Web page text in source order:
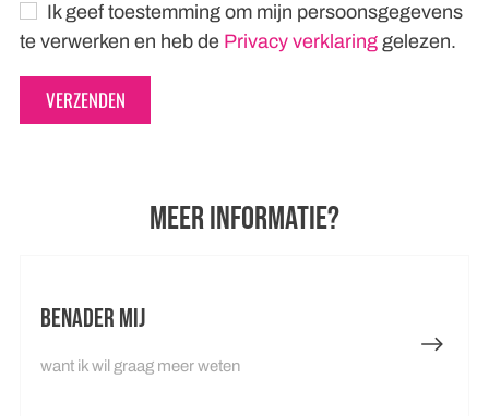
Ik geef toestemming om mijn persoonsgegevens
te verwerken en heb de Privacy verklaring gelezen.
VERZENDEN
MEER INFORMATIE?
Benader mij
want ik wil graag meer weten